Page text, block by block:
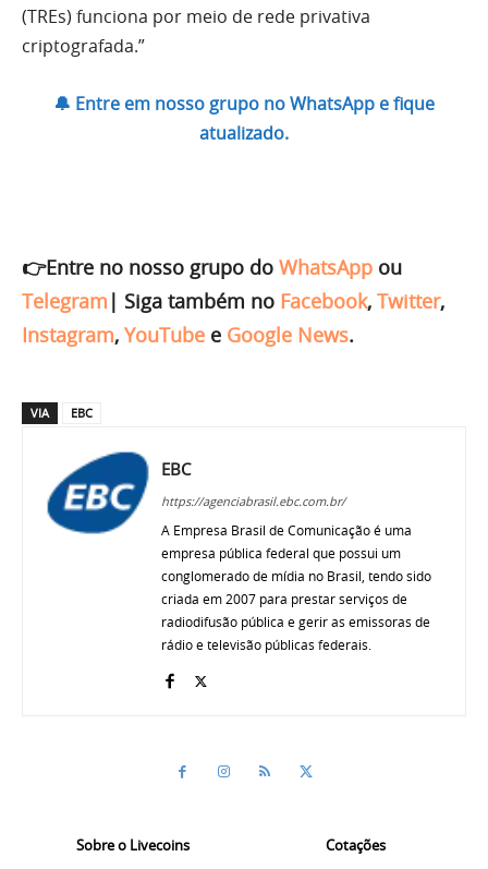
(TREs) funciona por meio de rede privativa
criptografada.”
🔔 Entre em nosso grupo no WhatsApp e fique
atualizado.
👉Entre no nosso grupo do WhatsApp ou
Telegram | Siga também no Facebook, Twitter,
Instagram, YouTube e Google News.
VIA EBC
EBC
https://agenciabrasil.ebc.com.br/
A Empresa Brasil de Comunicação é uma
empresa pública federal que possui um
conglomerado de mídia no Brasil, tendo sido
criada em 2007 para prestar serviços de
radiodifusão pública e gerir as emissoras de
rádio e televisão públicas federais.
Sobre o Livecoins Cotações